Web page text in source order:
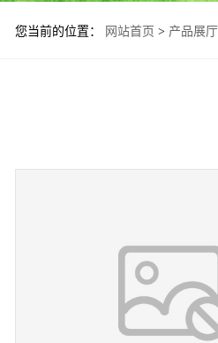
您当前的位置： 网站首页 > 产品展厅